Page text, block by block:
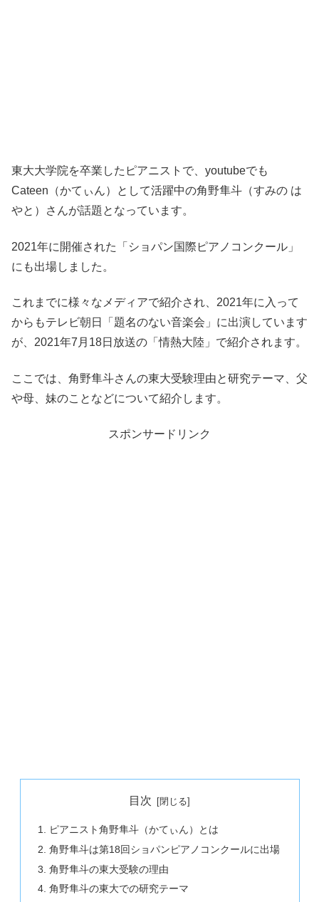
東大大学院を卒業したピアニストで、youtubeでも
Cateen（かてぃん）として活躍中の角野隼斗（すみの は
やと）さんが話題となっています。
2021年に開催された「ショパン国際ピアノコンクール」
にも出場しました。
これまでに様々なメディアで紹介され、2021年に入って
からもテレビ朝日「題名のない音楽会」に出演しています
が、2021年7月18日放送の「情熱大陸」で紹介されます。
ここでは、角野隼斗さんの東大受験理由と研究テーマ、父
や母、妹のことなどについて紹介します。
スポンサードリンク
目次
ピアニスト角野隼斗（かてぃん）とは
角野隼斗は第18回ショパンピアノコンクールに出場
角野隼斗の東大受験の理由
角野隼斗の東大での研究テーマ